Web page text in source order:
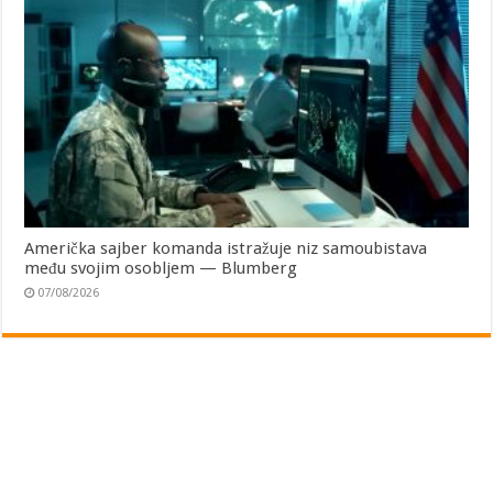
Američka sajber komanda istražuje niz samoubistava
među svojim osobljem — Blumberg
07/08/2026